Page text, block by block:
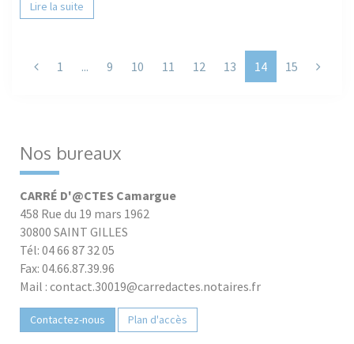
Lire la suite
Previous
1 ... 9 10 11 12 13 14 15 Next
Nos bureaux
CARRÉ D'@CTES Camargue
458 Rue du 19 mars 1962
30800 SAINT GILLES
Tél: 04 66 87 32 05
Fax: 04.66.87.39.96
Mail : contact.30019@carredactes.notaires.fr
Contactez-nous Plan d'accès